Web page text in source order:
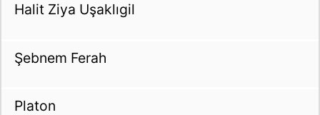
Halit Ziya Uşaklıgil
Şebnem Ferah
Platon